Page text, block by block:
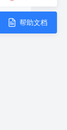
帮助文档